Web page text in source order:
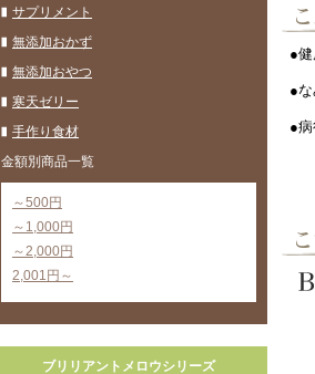
サプリメント
無添加おかず
無添加おやつ
寒天ゼリー
手作り食材
金額別商品一覧
～500円
～1,000円
～2,000円
2,001円～
ブリリアントメロウシリーズ
●
●
●